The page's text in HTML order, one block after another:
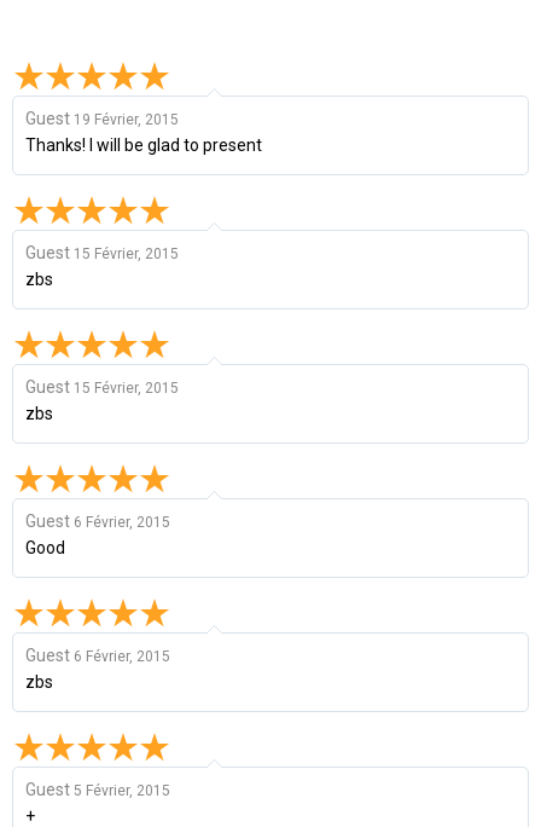
Guest 19 Février, 2015
Thanks! I will be glad to present
Guest 15 Février, 2015
zbs
Guest 15 Février, 2015
zbs
Guest 6 Février, 2015
Good
Guest 6 Février, 2015
zbs
Guest 5 Février, 2015
+